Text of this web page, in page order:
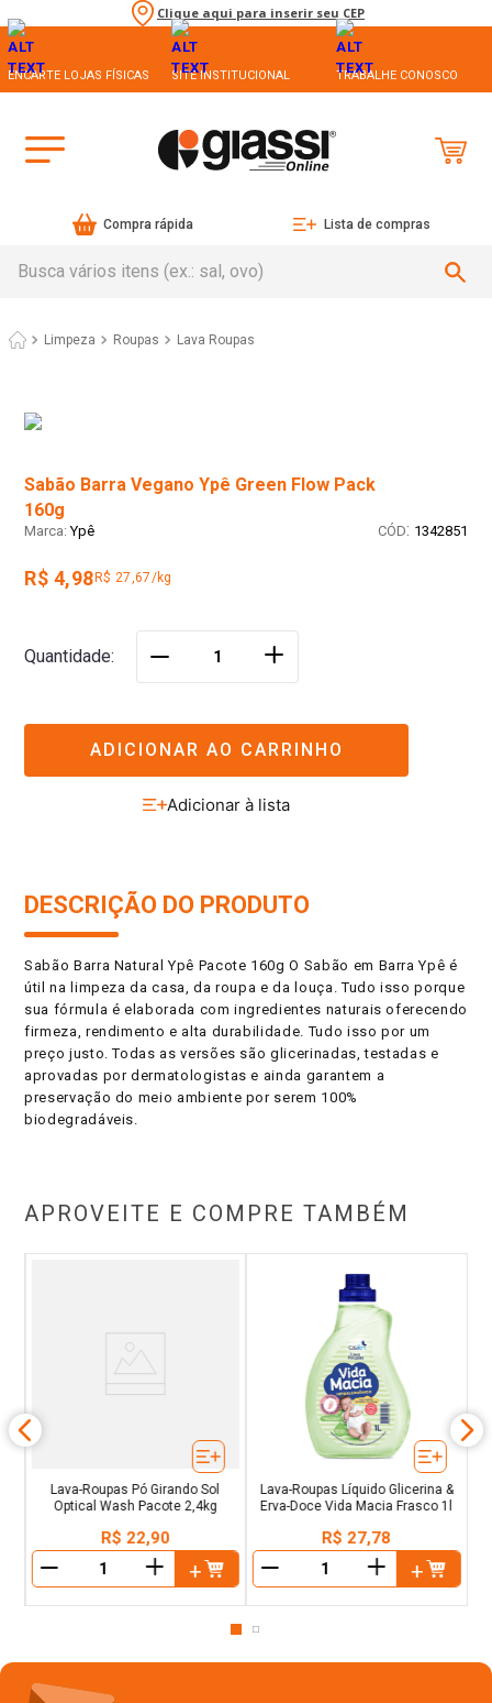
Clique aqui para inserir seu CEP
ENCARTE LOJAS FÍSICAS SITE INSTITUCIONAL TRABALHE CONOSCO
Compra rápida Lista de compras
Limpeza Roupas Lava Roupas
Sabão Barra Vegano Ypê Green Flow Pack
160g
Ypê : 1342851
R$ 4,98 R$ 27,67/kg
Quantidade ＋
ADICIONAR AO CARRINHO
DESCRIÇÃO DO PRODUTO
Sabão Barra Natural Ypê Pacote 160g O Sabão em Barra Ypê é
útil na limpeza da casa, da roupa e da louça. Tudo isso porque
sua fórmula é elaborada com ingredientes naturais oferecendo
firmeza, rendimento e alta durabilidade. Tudo isso por um
preço justo. Todas as versões são glicerinadas, testadas e
aprovadas por dermatologistas e ainda garantem a
preservação do meio ambiente por serem 100%
biodegradáveis.
APROVEITE E COMPRE TAMBÉM
Lava-Roupas Pó Girando Sol
Optical Wash Pacote 2,4kg
R$ 22,90
＋
Lava-Roupas Líquido Glicerina &
Erva-Doce Vida Macia Frasco 1l
R$ 27,78
＋